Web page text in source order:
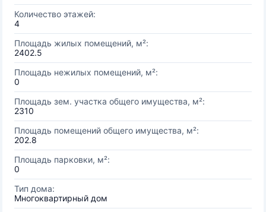
Количество этажей:
4
Площадь жилых помещений, м²:
2402.5
Площадь нежилых помещений, м²:
0
Площадь зем. участка общего имущества, м²:
2310
Площадь помещений общего имущества, м²:
202.8
Площадь парковки, м²:
0
Тип дома:
Многоквартирный дом